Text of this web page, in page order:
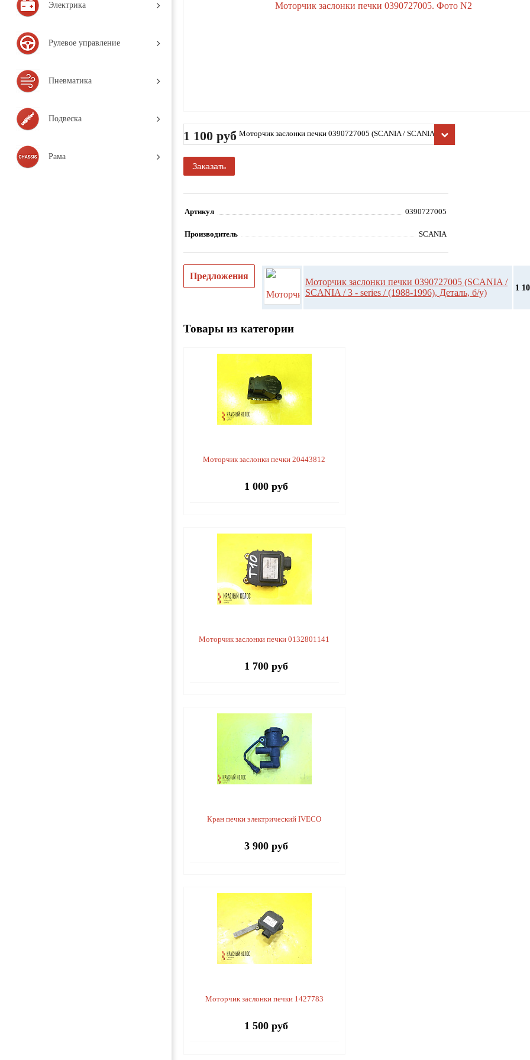
Электрика
Рулевое управление
Пневматика
Подвеска
Рама
1 100 руб Моторчик заслонки печки 0390727005 (SCANIA / SCANIA / 3 - s
eries / (1988-1996), Деталь, б/у)
Заказать
Артикул 0390727005
Производитель SCANIA
Предложения
Моторчик заслонки печки 0390727005 (SCANIA /
SCANIA / 3 - series / (1988-1996), Деталь, б/у)
1
Товары из категории
Моторчик заслонки печки 20443812
1 000 руб
Моторчик заслонки печки 0132801141
1 700 руб
Кран печки электрический IVECO
3 900 руб
Моторчик заслонки печки 1427783
1 500 руб